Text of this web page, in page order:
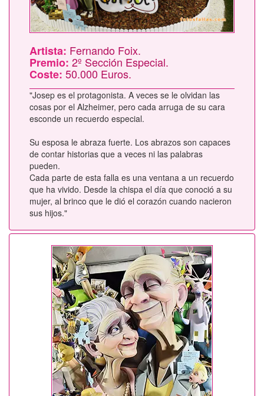
Artista: Fernando Foix.
Premio: 2º Sección Especial.
Coste: 50.000 Euros.
"Josep es el protagonista. A veces se le olvidan las
cosas por el Alzheimer, pero cada arruga de su cara
esconde un recuerdo especial.
Su esposa le abraza fuerte. Los abrazos son capaces
de contar historias que a veces ni las palabras
pueden.
Cada parte de esta falla es una ventana a un recuerdo
que ha vivido. Desde la chispa el día que conoció a su
mujer, al brinco que le dió el corazón cuando nacieron
sus hijos."